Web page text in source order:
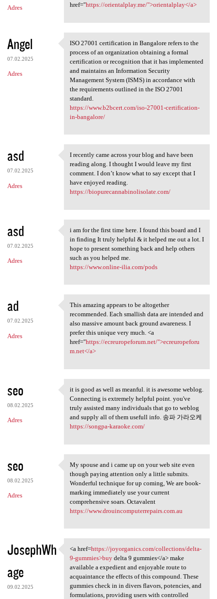
r
e
Adres
href="https://orientalplay.me/">orientalplay</a>
Angel
07.02.2025
Adres
ISO 27001 certification in
ISO 27001 certification in Bangalore refers to the
process of an organization obtaining a formal
certification or recognition that it has implemented
and maintains an Information Security
Management System (ISMS) in accordance with
the requirements outlined in the ISO 27001
standard.
https://www.b2bcert.com/iso-27001-certification-
in-bangalore/
asd
07.02.2025
Adres
I recently came across your
I recently came across your blog and have been
reading along. I thought I would leave my first
comment. I don’t know what to say except that I
have enjoyed reading.
https://biopurecannabinolisolate.com/
asd
07.02.2025
Adres
i am for the first time here.
i am for the first time here. I found this board and I
in finding It truly helpful & it helped me out a lot. I
hope to present something back and help others
such as you helped me.
https://www.online-ilia.com/pods
ad
07.02.2025
Adres
This amazing appears to be
This amazing appears to be altogether
recommended. Each smallish data are intended and
also massive amount back ground awareness. I
prefer this unique very much. <a
href="https://ecreuropeforum.net/">ecreuropeforu
m.net</a>
seo
08.02.2025
Adres
it is good as well as meanful
it is good as well as meanful. it is awesome weblog.
Connecting is extremely helpful point. you've
truly assisted many individuals that go to weblog
and supply all of them usefull info. 송파 가라오케
https://songpa-karaoke.com/
seo
08.02.2025
Adres
My spouse and i came up on
My spouse and i came up on your web site even
though paying attention only a little submits.
Wonderful technique for up coming, We are book-
marking immediately use your current
comprehensive soars. Octavalent
https://www.drouincomputerrepairs.com.au
JosephWh
age
09.02.2025
<a href=https://joyorganics
<a href=https://joyorganics.com/collections/delta-
9-gummies>buydelta 9 gummies</a> make
available a expedient and enjoyable route to
acquaintance the effects of this compound. These
gummies check in in divers flavors, potencies, and
formulations, providing users with controlled